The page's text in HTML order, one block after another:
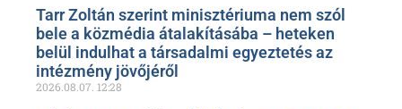
Tarr Zoltán szerint minisztériuma nem szól
bele a közmédia átalakításába – heteken
belül indulhat a társadalmi egyeztetés az
intézmény jövőjéről
2026.08.07. 12:28